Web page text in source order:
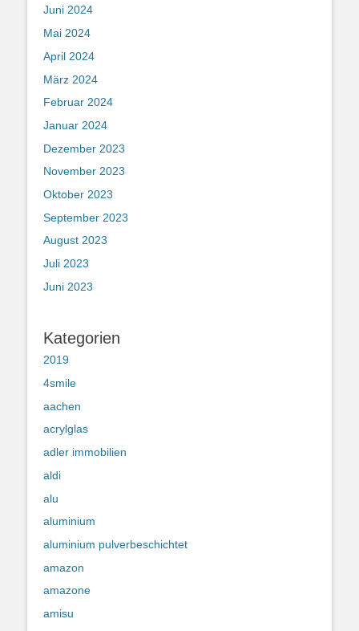
Juni 2024
Mai 2024
April 2024
März 2024
Februar 2024
Januar 2024
Dezember 2023
November 2023
Oktober 2023
September 2023
August 2023
Juli 2023
Juni 2023
Kategorien
2019
4smile
aachen
acrylglas
adler immobilien
aldi
alu
aluminium
aluminium pulverbeschichtet
amazon
amazone
amisu